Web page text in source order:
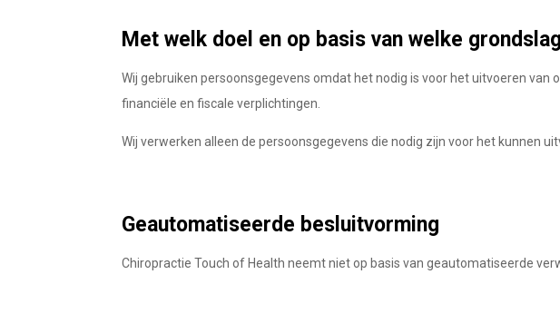
Met welk doel en op basis van welke
Wij gebruiken persoonsgegevens omdat het nodig is voor het uitvoeren
financiële en fiscale verplichtingen.
Wij verwerken alleen de persoonsgegevens die nodig zijn voor het kunnen
Geautomatiseerde besluitvorming
Chiropractie Touch of Health neemt niet op basis van geautomatiseerde